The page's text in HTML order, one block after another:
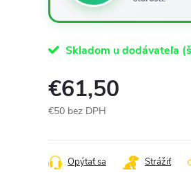
Skladom u dodávateľa
€61,50
€50 bez DPH
cena:
Opýtať sa Strážiť